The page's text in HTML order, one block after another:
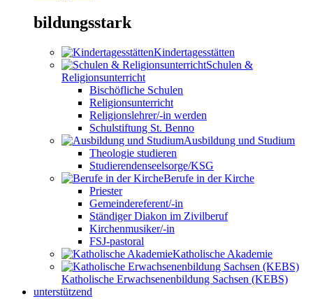
bildungsstark
Kindertagesstätten
Schulen &
Religionsunterricht
Bischöfliche Schulen
Religionsunterricht
Religionslehrer/-in werden
Schulstiftung St. Benno
Ausbildung und Studium
Theologie studieren
Studierendenseelsorge/KSG
Berufe in der Kirche
Priester
Gemeindereferent/-in
Ständiger Diakon im Zivilberuf
Kirchenmusiker/-in
FSJ-pastoral
Katholische Akademie
Katholische Erwachsenenbildung Sachsen (KEBS)
unterstützend